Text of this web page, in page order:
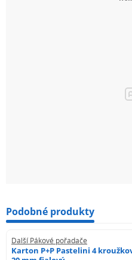
Podobné produkty
Další Pákové pořadače
Karton P+P Pastelini 4